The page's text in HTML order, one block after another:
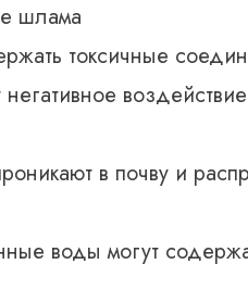
шлама
токсичные
в почву и
воды могут